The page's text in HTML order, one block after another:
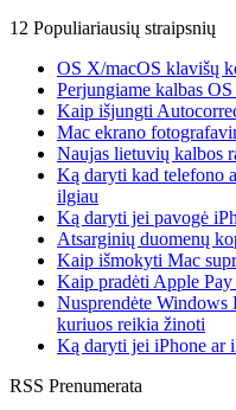
12 Populiariausių straipsnių
OS X/macOS klavišų
Perjungiame kalbas
Kaip išjungti
Mac ekrano
Naujas lietuvių kalbos
Ką daryti kad telefono
ilgiau
Ką daryti jei pavogė
Atsarginių duomenų
Kaip išmokyti Mac
Kaip pradėti Apple
Nusprendėte
kuriuos reikia žinoti
Ką daryti jei iPhone ar
RSS Prenumerata